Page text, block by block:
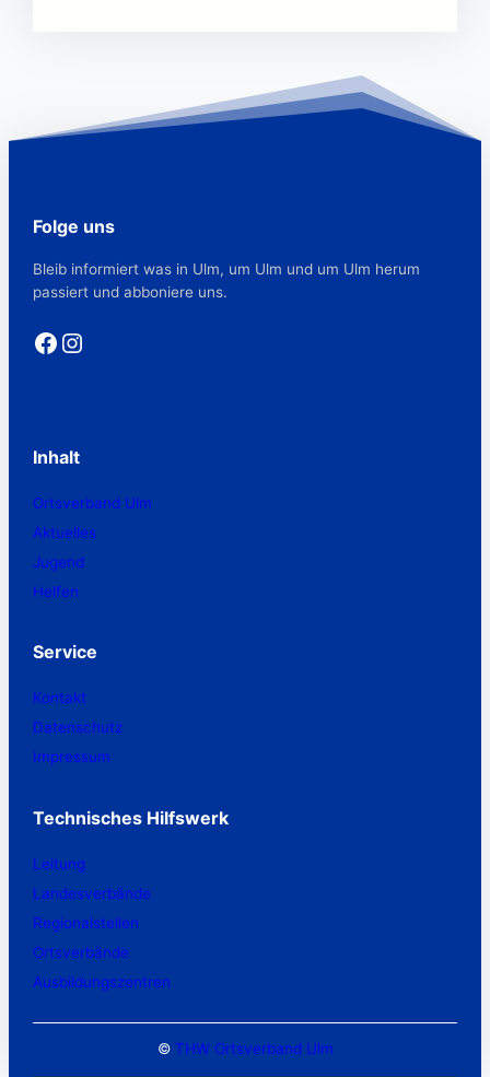
Folge uns
Bleib informiert was in Ulm, um Ulm und um Ulm herum
passiert und abboniere uns.
Facebook Instagram
Inhalt
Ortsverband Ulm
Aktuelles
Jugend
Helfen
Service
Kontakt
Datenschutz
Impressum
Technisches Hilfswerk
Leitung
Landesverbände
Regionalstellen
Ortsverbände
Ausbildungszentren
© THW Ortsverband Ulm